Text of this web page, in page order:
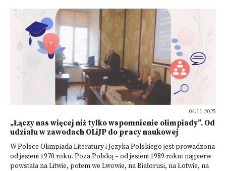
04.11.2025
„Łączy nas więcej niż tylko wspomnienie olimpiady”. Od
udziału w zawodach OLiJP do pracy naukowej
W Polsce Olimpiada Literatury i Języka Polskiego jest prowadzona
od jesieni 1970 roku. Poza Polską – od jesieni 1989 roku: najpierw
powstała na Litwie, potem we Lwowie, na Białorusi, na Łotwie, na